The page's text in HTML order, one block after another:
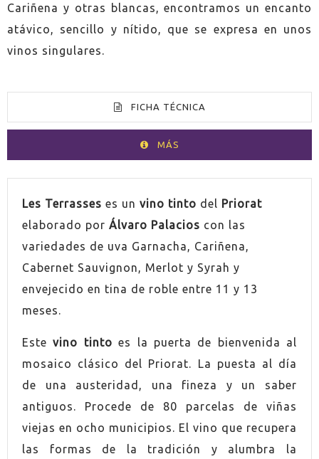
Cariñena y otras blancas, encontramos un encanto
atávico, sencillo y nítido, que se expresa en unos
vinos singulares.
FICHA TÉCNICA
MÁS
VOLUMEN 75cl
GRADUACIÓN 14,5%
UVA
Garnacha
UVA Merlot
UVA Cabernet Sauvignon
Les Terrasses es un vino tinto del Priorat
elaborado por Álvaro Palacios con las
variedades de uva Garnacha, Cariñena,
Cabernet Sauvignon, Merlot y Syrah y
envejecido en tina de roble entre 11 y 13
meses.
Estevino tinto es la puerta de bienvenida al
mosaico clásico del Priorat. La puesta al día
de una austeridad, una fineza y un saber
antiguos. Procede de 80 parcelas de viñas
viejas en ocho municipios. El vino que recupera
las formas de la tradición y alumbra la